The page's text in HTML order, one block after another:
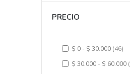
PRECIO
$ 0 - $ 30.000 46
$ 30.000 - $ 60.000